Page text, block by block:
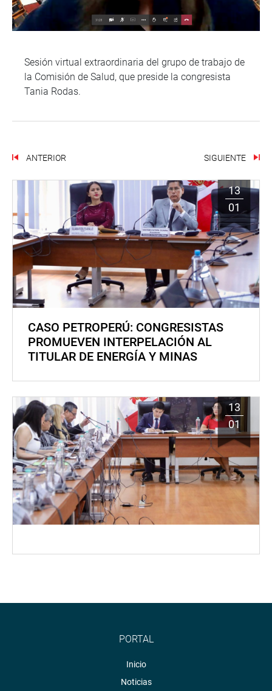
Sesión virtual extraordinaria del grupo de trabajo de
la Comisión de Salud, que preside la congresista
Tania Rodas.
ANTERIOR SIGUIENTE
13
01
CASO PETROPERÚ: CONGRESISTAS
PROMUEVEN INTERPELACIÓN AL
TITULAR DE ENERGÍA Y MINAS
13
01
PORTAL
Inicio
Noticias